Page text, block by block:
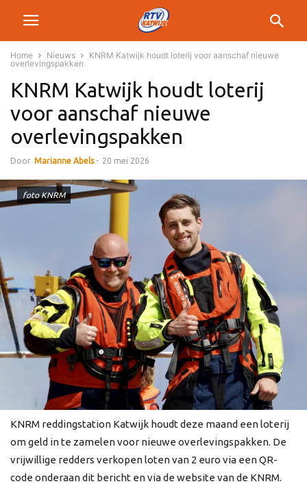
Home Nieuws
KNRM Katwijk houdt loterij voor aanschaf nieuwe
overlevingspakken
KNRM Katwijk houdt loterij
voor aanschaf nieuwe
overlevingspakken
Door Marianne Abels - 20 mei 2026
foto KNRM
KNRM reddingstation Katwijk houdt deze maand een loterij
om geld in te zamelen voor nieuwe overlevingspakken. De
vrijwillige redders verkopen loten van 2 euro via een QR-
code onderaan dit bericht en via de website van de KNRM.